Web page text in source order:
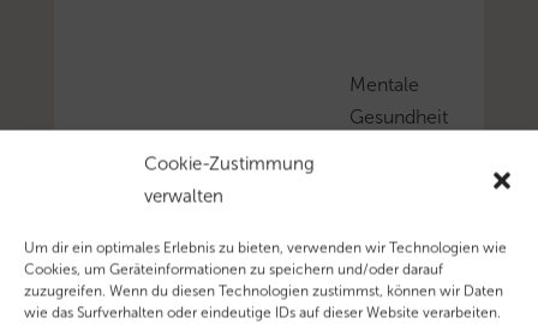
Cookie-Zustimmung
verwalten
Um dir ein optimales Erlebnis zu bieten, verwenden wir Technologien wie
Cookies, um Geräteinformationen zu speichern und/oder darauf
zuzugreifen. Wenn du diesen Technologien zustimmst, können wir Daten
wie das Surfverhalten oder eindeutige IDs auf dieser Website verarbeiten.
Mentale
Gesundheit
Im
Podcast
Verhör(t)